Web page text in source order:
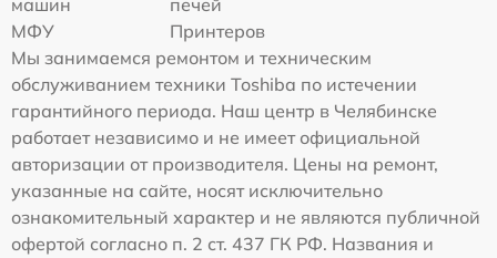
машин
печей
МФУ
Принтеров
Мы занимаемся ремонтом и техническим
обслуживанием техники Toshiba по истечении
гарантийного периода. Наш центр в Челябинске
работает независимо и не имеет официальной
авторизации от производителя. Цены на ремонт,
указанные на сайте, носят исключительно
ознакомительный характер и не являются публичной
офертой согласно п. 2 ст. 437 ГК РФ. Названия и